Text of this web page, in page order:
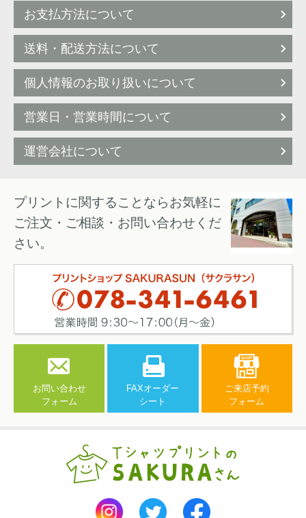
お支払方法について
送料・配送方法について
個人情報のお取り扱いについて
営業日・営業時間について
運営会社について
プリントに関することならお気軽に
ご注文・ご相談・お問い合わせくだ
さい。
お問い合わせ
フォーム
FAXオーダー
シート
ご来店予約
フォーム